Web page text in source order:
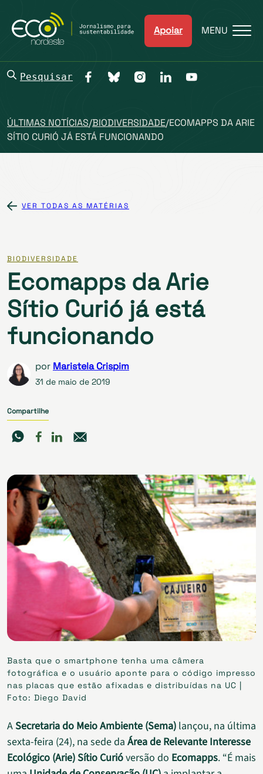
Apoiar MENU
Pesquisar
ÚLTIMAS NOTÍCIAS/BIODIVERSIDADE/ECOMAPPS DA ARIE
SÍTIO CURIÓ JÁ ESTÁ FUNCIONANDO
VER TODAS AS MATÉRIAS
BIODIVERSIDADE
Ecomapps da Arie
Sítio Curió já está
funcionando
por Maristela Crispim
31 de maio de 2019
Compartilhe
Basta que o smartphone tenha uma câmera
fotográfica e o usuário aponte para o código impresso
nas placas que estão afixadas e distribuídas na UC |
Foto: Diego David
A Secretaria do Meio Ambiente (Sema) lançou, na última
sexta-feira (24), na sede da Área de Relevante Interesse
Ecológico (Arie) Sítio Curióversão do Ecomapps. “É mais